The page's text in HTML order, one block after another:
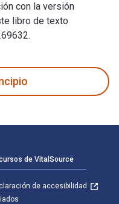
con la versión
libro de texto
de VitalSource
de accesibilidad